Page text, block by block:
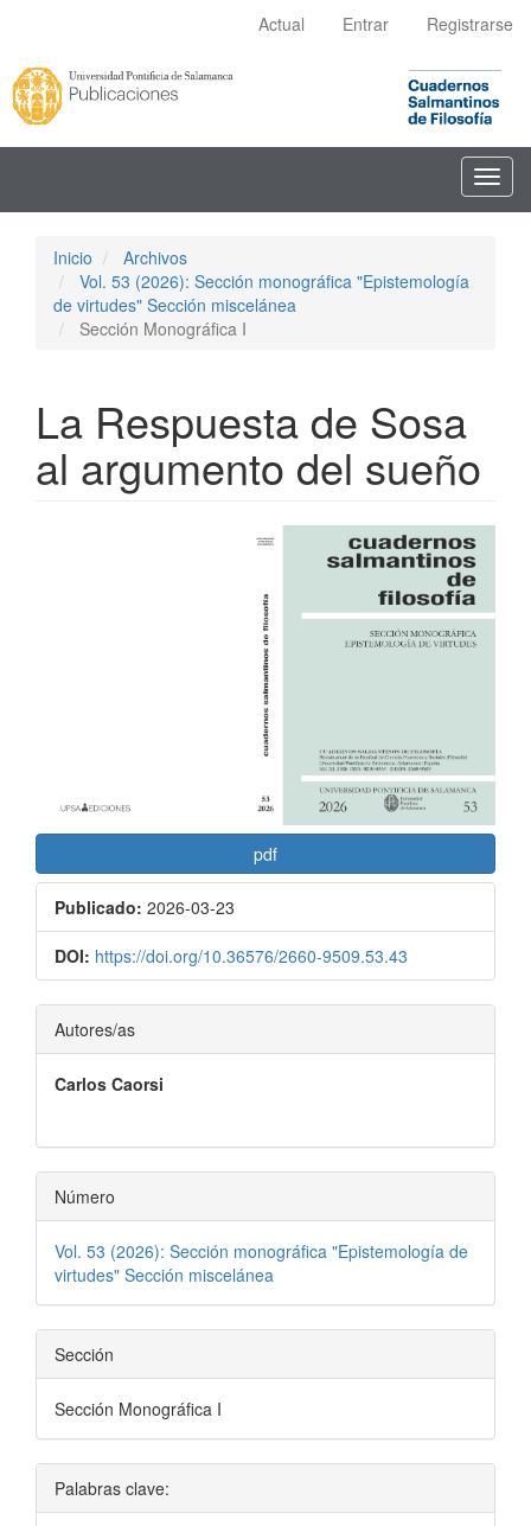
principal
Barra
lateral
Actual Entrar Registrarse
Inicio
Archivos
Vol. 53 (2026): Sección monográfica "Epistemología
de virtudes" Sección miscelánea
Sección Monográfica I
La Respuesta de Sosa
al argumento del sueño
pdf
Publicado: 2026-03-23
DOI: https://doi.org/10.36576/2660-9509.53.43
Contenido
principal
del
artículo
Autores/as
Carlos Caorsi
Número
Vol. 53 (2026): Sección monográfica "Epistemología de
virtudes" Sección miscelánea
Sección
Sección Monográfica I
Palabras clave: